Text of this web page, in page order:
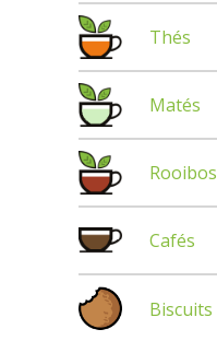
c
h
e
r
:
Thés
Matés
Rooibos
Cafés
Biscuits